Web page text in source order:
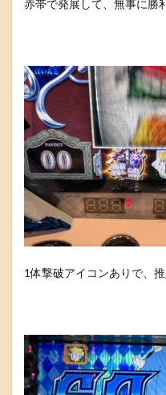
赤帯で発展して、無事に勝
1体撃破アイコンありで、